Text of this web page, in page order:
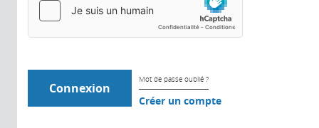
Mot de passe oublié ?
Créer un compte